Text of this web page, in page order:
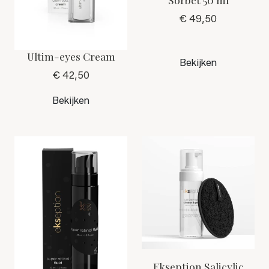
bijdraagt aan het verkleinen van grove poriën
flavonoid - afkomstig van citrus vrucht - werkt als anti-
hyaluronic acid - het bekende hyaluronzuur dat
vochtbindend / hydraterend werkt
met bijvoorbeeld Enzyme Powder of All in 1 Cleanse &
Gebruik vervolgens je Repair, Nacht - of Dagcreme die
je dagelijks gebruikt. Het Skin Relief Fluid Serum kan
naar wens in de ochtend en/of in de avond worden
toegepast.
Ultim-eyes Cream
€ 42,50
Bekijken
€ 49,50
Bekijken
Ekseption Salicylic